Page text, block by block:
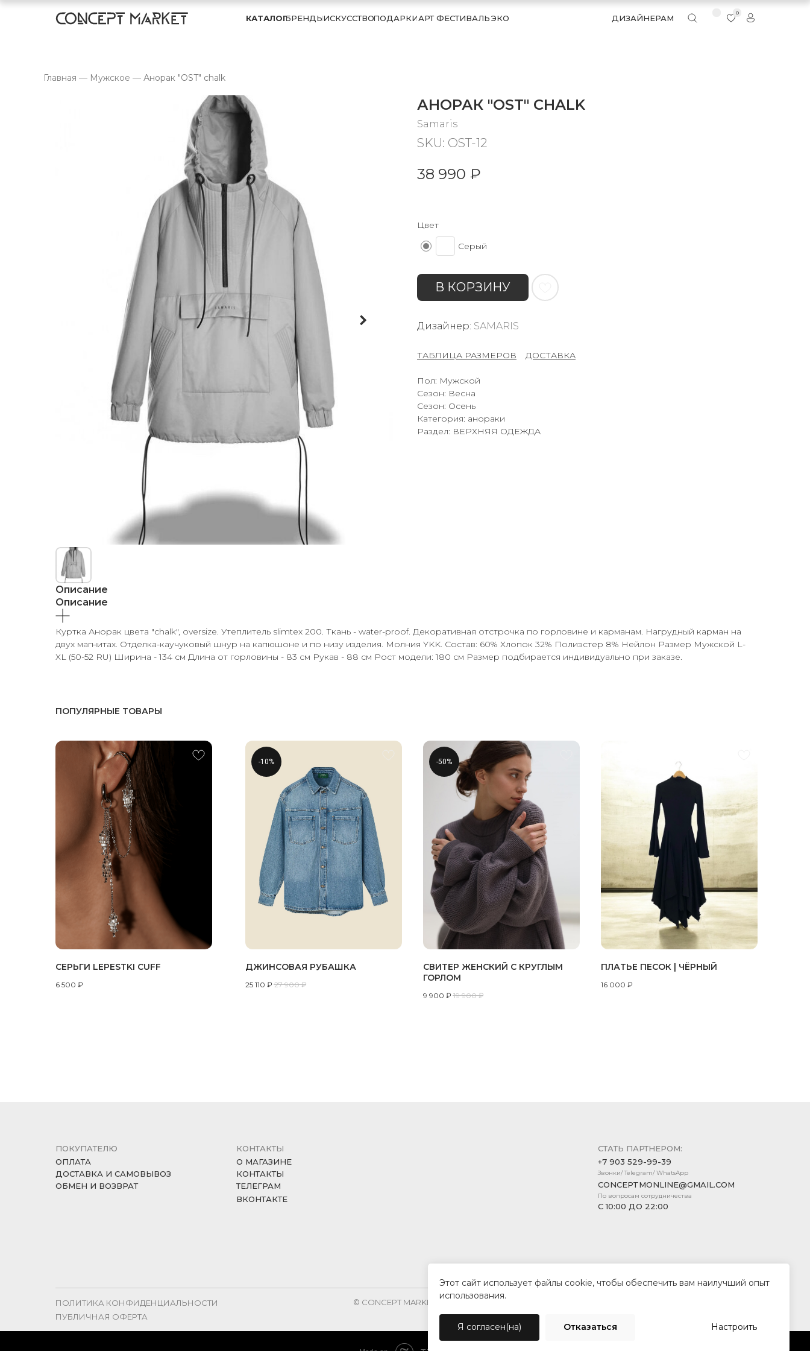
ДИЗАЙНЕРАМ
КАТАЛОГБРЕНДЫИСКУССТВОПОДАРКИАРТ ФЕСТИВАЛЬЭКО
0
Главная — Мужское — Анорак "OST" chalk
АНОРАК "OST" CHALK
Samaris
SKU: OST-12
38 990 ₽
Цвет
Серый
В КОРЗИНУ
Дизайнер: SAMARIS
ТАБЛИЦА РАЗМЕРОВ ДОСТАВКА
Пол: Мужской
Сезон: Весна
Сезон: Осень
Категория: анораки
Раздел: ВЕРХНЯЯ ОДЕЖДА
Описание
Описание
Куртка Анорак цвета "chalk", oversize. Утеплитель slimtex 200. Ткань - water-proof. Декоративная отстрочка по горловине и карманам. Нагрудный карман на
двух магнитах. Отделка-каучуковый шнур на капюшоне и по низу изделия. Молния YKK. Состав: 60% Хлопок 32% Полиэстер 8% Нейлон Размер Мужской L-
XL (50-52 RU) Ширина - 134 см Длина от горловины - 83 см Рукав - 88 см Рост модели: 180 см Размер подбирается индивидуально при заказе.
ПОПУЛЯРНЫЕ ТОВАРЫ
СЕРЬГИ LEPESTKI CUFF
6 500 ₽
-10%
ДЖИНСОВАЯ РУБАШКА
25 110 ₽ 27 900 ₽
-50%
СВИТЕР ЖЕНСКИЙ С КРУГЛЫМ
ГОРЛОМ
9 900 ₽ 19 900 ₽
ПЛАТЬЕ ПЕСОК | ЧЁРНЫЙ
16 000 ₽
© CONCEPT MARKET, 2026
ПОЛИТИКА КОНФИДЕНЦИАЛЬНОСТИ
СТАТЬ ПАРТНЕРОМ:
+7 903 529-99-39
Звонки/ Telegram/ WhatsApp
CONCEPTMONLINE@GMAIL.COM
По вопросам сотрудничества
С 10:00 ДО 22:00
КОНТАКТЫ
О МАГАЗИНЕ
КОНТАКТЫ
ТЕЛЕГРАМ
ВКОНТАКТЕ
ПОКУПАТЕЛЮ
ОПЛАТА
ДОСТАВКА И САМОВЫВОЗ
ОБМЕН И ВОЗВРАТ
ПУБЛИЧНАЯ ОФЕРТА
Этот сайт использует файлы cookie, чтобы обеспечить вам наилучший опыт
использования.
Я согласен(на) Отказаться Настроить